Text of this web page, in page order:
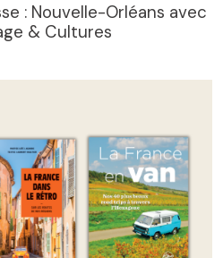
: Nouvelle-Orléans avec
& Cultures